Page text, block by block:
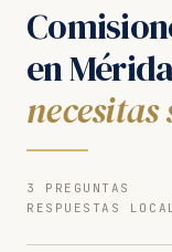
en
necesitas
3 PREGUNTAS
RESPUESTAS